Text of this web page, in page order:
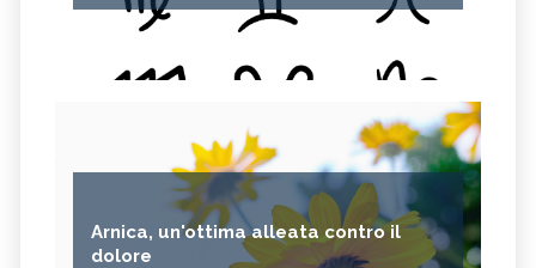
Arnica, un'ottima alleata contro il
dolore